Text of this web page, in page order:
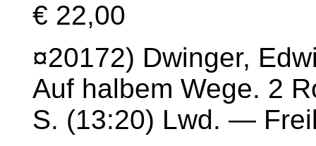
€ 22,00
¤20172) Dwinger,
Auf halbem Wege. 2
S. (13:20) Lwd. —